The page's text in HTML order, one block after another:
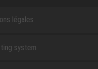
légales
system